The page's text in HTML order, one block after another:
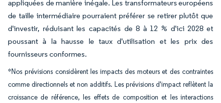
appliquées de manière inégale. Les transformateurs européens
de taille intermédiaire pourraient préférer se retirer plutôt que
d'investir, réduisant les capacités de 8 à 12 % d'ici 2028 et
poussant à la hausse le taux d'utilisation et les prix des
fournisseurs conformes.
*Nos prévisions considèrent les impacts des moteurs et des contraintes
comme directionnels et non additifs. Les prévisions d'impact reflètent la
croissance de référence, les effets de composition et les interactions